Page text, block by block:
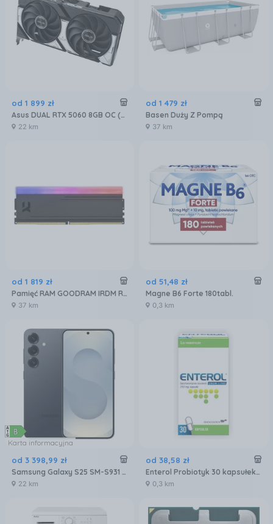
od 1 899 zł
Asus DUAL RTX 5060 8GB OC (90YV0N12M0NA00)
22 km
od 1 479 zł
Basen Duży Z Pompą
37 km
od 1 819 zł
Pamięć RAM GOODRAM IRDM RGB 32GB [2x16GB 6000MHz DDR5 CL30 DIMM] (IRG60D5L30S32GDC)
37 km
od 51,48 zł
Magne B6 Forte 180tabl.
0,3 km
Karta informacyjna
od 3 398,99 zł
Samsung Galaxy S25 SM-S931 12/256GB Czarny
22 km
od 38,58 zł
Enterol Probiotyk 30 kapsułek 250 mg
0,3 km